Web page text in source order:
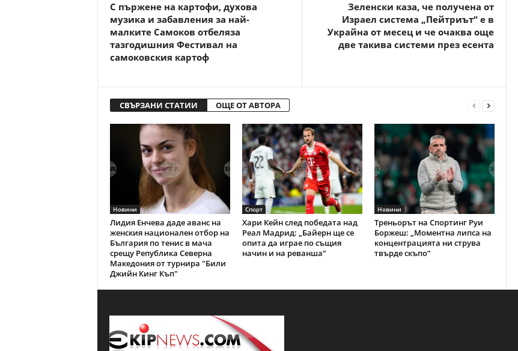
С пържене на картофи, духова
музика и забавления за най-
малките Самоков отбеляза
тазгодишния Фестивал на
самоковския картоф
Зеленски каза, че получена от
Израел система „Пейтриът“ е в
Украйна от месец и че очаква още
две такива системи през есента
СВЪРЗАНИ СТАТИИ ОЩЕ ОТ АВТОРА
Новини
Лидия Енчева даде аванс на
женския национален отбор на
България по тенис в мача
срещу Република Северна
Македония от турнира "Били
Джийн Кинг Къп"
Спорт
Хари Кейн след победата над
Реал Мадрид: „Байерн ще се
опита да играе по същия
начин и на реванша“
Новини
Треньорът на Спортинг Руи
Боржеш: „Моментна липса на
концентрацията ни струва
твърде скъпо“